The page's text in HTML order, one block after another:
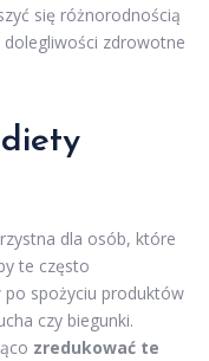
się różnorodnością
zdrowotne
dla osób, które
te często
spożyciu produktów
czy biegunki.
zredukować te